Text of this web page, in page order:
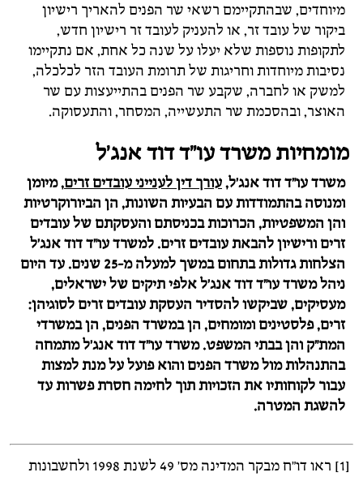
מיוחדים, שבהתקיימם רשאי שר הפנים להאריך רישיון
ביקור של עובד זר, או להעניק לעובד זר רישיון חדש,
לתקופות נוספות שלא יעלו על שנה כל אחת, אם נתקיימו
נסיבות מיוחדות וחריגות של תרומת העובד הזר לכלכלה,
למשק או לחברה, שקבע שר הפנים בהתייעצות עם שר
האוצר, ובהסכמת שר התעשייה, המסחר, והתעסוקה.
מומחיות משרד עו"ד דוד אנג'ל
משרד עו"ד דוד אנג'ל,עורך דין לענייני עובדים זרים, מיומן
ומנוסה בהתמודדות עם הבעיות השונות, הן הביורוקרטיות
והן המשפטיות, הכרוכות בכניסתם והעסקתם של עובדים
זרים ורישיון להבאת עובדים זרים. למשרד עו"ד דוד אנג'ל
הצלחות גדולות בתחום במשך למעלה מ-25 שנים. עד היום
ניהל משרד עו"ד דוד אנג'ל אלפי תיקים של ישראלים,
מעסיקים, שביקשו להסדיר העסקת עובדים זרים לסוגיהן:
זרים, פלסטינים ומומחים, הן במשרד הפנים, הן במשרדי
המת"ק והן בבתי המשפט. משרד עו"ד דוד אנג'ל מתמחה
בהתנהלות מול משרד הפנים והוא פועל על מנת למצות
עבור לקוחותיו את הזכויות תוך לחימה חסרת פשרות עד
להשגת המטרה.
[1] ראו דו"ח מבקר המדינה מס' 49 לשנת 1998 ולחשבונות